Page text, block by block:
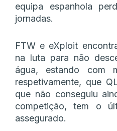
equipa espanhola
jornadas.
FTW e eXploit
na luta para não
água, estando com
respetivamente, que
que não conseguiu
competição, tem o
assegurado.